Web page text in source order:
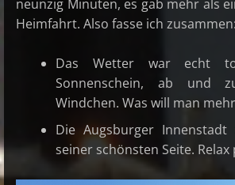
neunzig Minuten, es gab mehr als
Heimfahrt. Also fasse ich zusammen:
Das Wetter war echt
Sonnenschein, ab und
Windchen. Was will man
Die Augsburger
seiner schönsten Seite. Relax